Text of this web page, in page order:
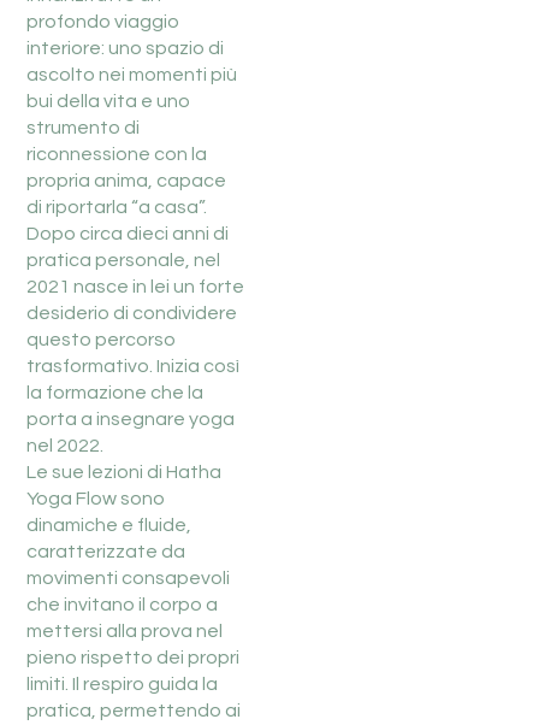
profondo viaggio
interiore: uno spazio di
ascolto nei momenti più
bui della vita e uno
strumento di
riconnessione con la
propria anima, capace
di riportarla “a casa”.
Dopo circa dieci anni di
pratica personale, nel
2021 nasce in lei un forte
desiderio di condividere
questo percorso
trasformativo. Inizia così
la formazione che la
porta a insegnare yoga
nel 2022.
Le sue lezioni di Hatha
Yoga Flow sono
dinamiche e fluide,
caratterizzate da
movimenti consapevoli
che invitano il corpo a
mettersi alla prova nel
pieno rispetto dei propri
limiti. Il respiro guida la
pratica, permettendo ai